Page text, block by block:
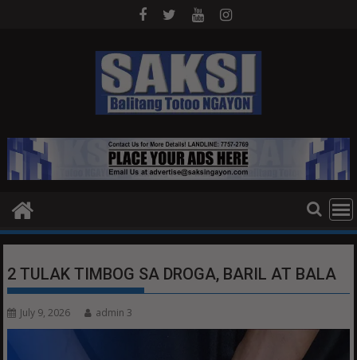
2 TULAK TIMBOG SA DROGA, BARIL AT BALA
July 9, 2026 admin 3